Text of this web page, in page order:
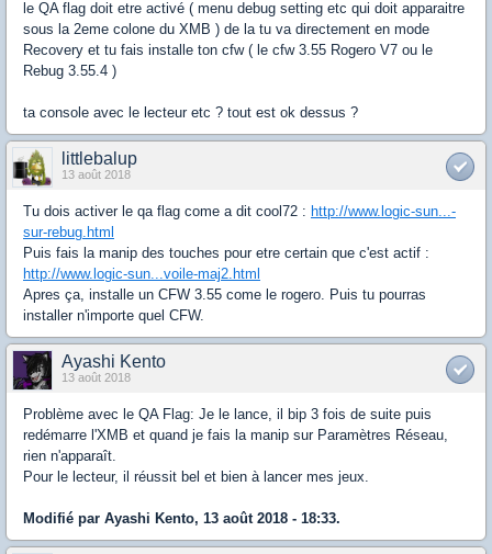
le QA flag doit etre activé ( menu debug setting etc qui doit apparaitre
sous la 2eme colone du XMB ) de la tu va directement en mode
Recovery et tu fais installe ton cfw ( le cfw 3.55 Rogero V7 ou le
Rebug 3.55.4 )
ta console avec le lecteur etc ? tout est ok dessus ?
littlebalup
13 août 2018
Tu dois activer le qa flag come a dit cool72 : http://www.logic-sun...-
sur-rebug.html
Puis fais la manip des touches pour etre certain que c'est actif :
http://www.logic-sun...voile-maj2.html
Apres ça, installe un CFW 3.55 come le rogero. Puis tu pourras
installer n'importe quel CFW.
Ayashi Kento
13 août 2018
Problème avec le QA Flag: Je le lance, il bip 3 fois de suite puis
redémarre l'XMB et quand je fais la manip sur Paramètres Réseau,
rien n'apparaît.
Pour le lecteur, il réussit bel et bien à lancer mes jeux.
Modifié par Ayashi Kento, 13 août 2018 - 18:33.